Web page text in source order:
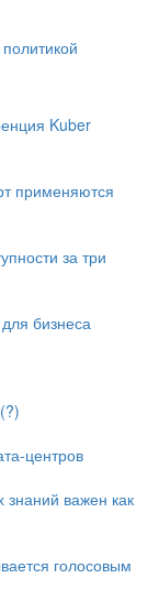
политикой
Kuber
применяются
за три
бизнеса
центров
знаний важен как
голосовым